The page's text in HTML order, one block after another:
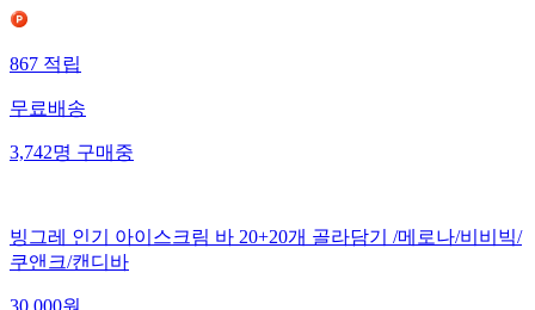
867 적립
무료배송
3,742명 구매중
빙그레 인기 아이스크림 바 20+20개 골라담기 /메로나/비비빅/
쿠앤크/캔디바